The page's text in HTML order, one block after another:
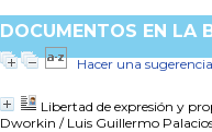
DOCUMENTOS EN LA
Hacer una sugerencia
Libertad de expresión y
Dworkin / Luis Guillermo